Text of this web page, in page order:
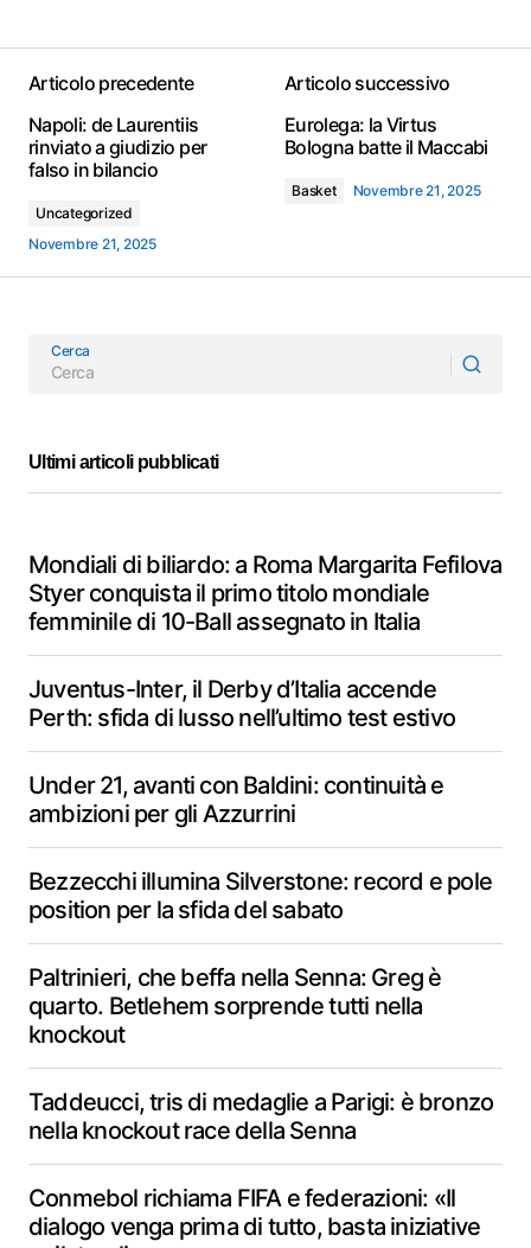
Articolo precedente
Napoli: de Laurentiis
rinviato a giudizio per
falso in bilancio
Uncategorized
Novembre 21, 2025
Articolo successivo
Eurolega: la Virtus
Bologna batte il Maccabi
Basket Novembre 21, 2025
Cerca
Ultimi articoli pubblicati
Mondiali di biliardo: a Roma Margarita Fefilova
Styer conquista il primo titolo mondiale
femminile di 10-Ball assegnato in Italia
Juventus-Inter, il Derby d’Italia accende
Perth: sfida di lusso nell’ultimo test estivo
Under 21, avanti con Baldini: continuità e
ambizioni per gli Azzurrini
Bezzecchi illumina Silverstone: record e pole
position per la sfida del sabato
Paltrinieri, che beffa nella Senna: Greg è
quarto. Betlehem sorprende tutti nella
knockout
Taddeucci, tris di medaglie a Parigi: è bronzo
nella knockout race della Senna
Conmebol richiama FIFA e federazioni: «Il
dialogo venga prima di tutto, basta iniziative